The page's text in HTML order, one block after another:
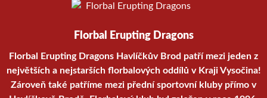
Florbal Erupting Dragons
Florbal Erupting Dragons Havlíčkův Brod patří mezi jeden z
největších a nejstarších florbalových oddílů v Kraji Vysočina!
Zároveň také patříme mezi přední sportovní kluby přímo v